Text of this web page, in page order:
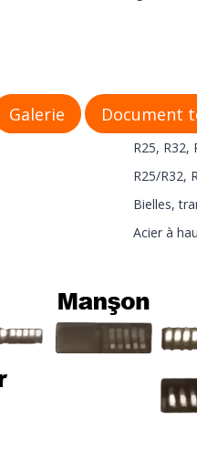
Galerie
Document
R25, R32,
R25/R32,
Bielles,
Acier à